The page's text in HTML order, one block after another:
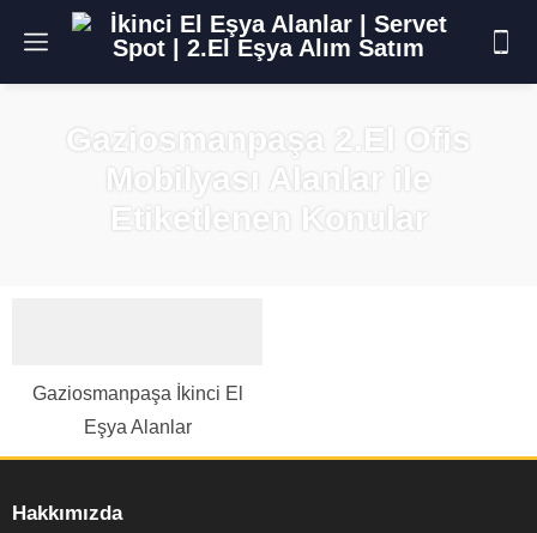
Gaziosmanpaşa 2.El Ofis
Mobilyası Alanlar ile
Etiketlenen Konular
Gaziosmanpaşa İkinci El
Eşya Alanlar
Hakkımızda